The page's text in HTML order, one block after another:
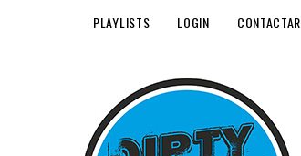
PLAYLISTS LOGIN CONTACTAR